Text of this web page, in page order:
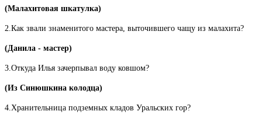
(Малахитовая шкатулка)
2.Как звали знаменитого мастера, выточившего чащу из малахита?
(Данила - мастер)
3.Откуда Илья зачерпывал воду ковшом?
(Из Синюшкина колодца)
4.Хранительница подземных кладов Уральских гор?